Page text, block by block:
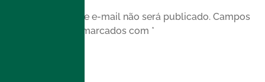
O seu endereço de e-mail não será publicado. Campos
obrigatórios são marcados com *